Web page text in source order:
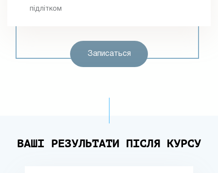
підлітком
Записаться
ВАШІ РЕЗУЛЬТАТИ ПІСЛЯ КУРСУ